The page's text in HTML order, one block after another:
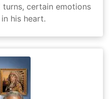
certain emotions
his heart.